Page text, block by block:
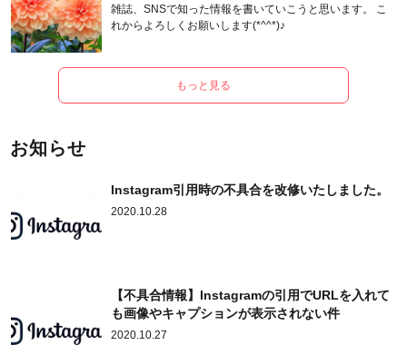
雑誌、SNSで知った情報を書いていこうと思います。 こ
れからよろしくお願いします(*^^*)♪
もっと見る
お知らせ
Instagram引用時の不具合を改修いたしました。
2020.10.28
【不具合情報】Instagramの引用でURLを入れて
も画像やキャプションが表示されない件
2020.10.27